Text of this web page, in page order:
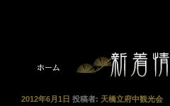
投
2012年6月1日 投稿者: 天橋立府中観光会